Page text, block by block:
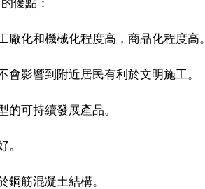
廠化和機械化程度高，商品化程度高。
會影響到附近居民有利於文明施工。
的可持續發展產品。
。
鋼筋混凝土結構。